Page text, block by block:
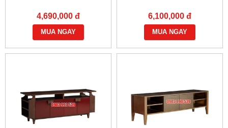
4,690,000 đ
MUA NGAY
6,100,000 đ
MUA NGAY